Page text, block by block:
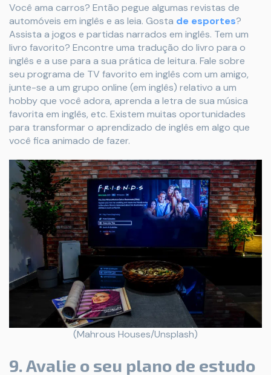
Você ama carros? Então pegue algumas revistas de
automóveis em inglês e as leia. Gosta de esportes?
Assista a jogos e partidas narrados em inglês. Tem um
livro favorito? Encontre uma tradução do livro para o
inglês e a use para a sua prática de leitura. Fale sobre
seu programa de TV favorito em inglês com um amigo,
junte-se a um grupo online (em inglês) relativo a um
hobby que você adora, aprenda a letra de sua música
favorita em inglês, etc. Existem muitas oportunidades
para transformar o aprendizado de inglês em algo que
você fica animado de fazer.
(Mahrous Houses/Unsplash)
9. Avalie o seu plano de estudo